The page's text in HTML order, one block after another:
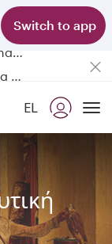
Switch to app
Passengers flying between Doha and Auckland on QR914 and QR915
EL